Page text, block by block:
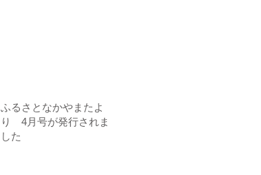
ふるさとなかやまたよ
り 4月号が発行されま
した